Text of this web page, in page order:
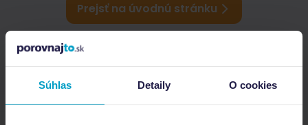
Súhlas Detaily O cookies
Prejsť na úvodnú stránku